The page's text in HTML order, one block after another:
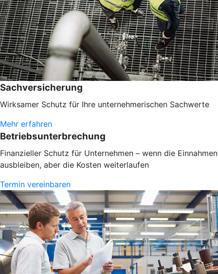
Sachversicherung
Wirksamer Schutz für Ihre unternehmerischen Sachwerte
Mehr erfahren
Betriebsunterbrechung
Finanzieller Schutz für Unternehmen – wenn die Einnahmen
ausbleiben, aber die Kosten weiterlaufen
Termin vereinbaren